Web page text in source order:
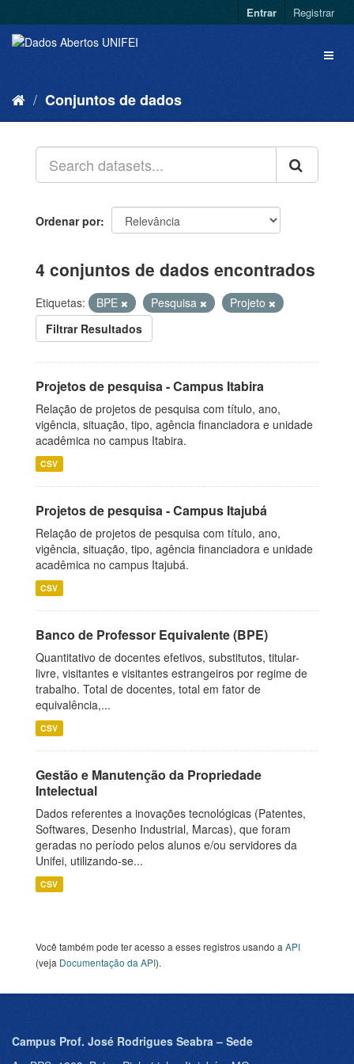
Entrar Registrar
Conjuntos de dados
Ordenar por
4 conjuntos de dados encontrados
Etiquetas: BPE Pesquisa
Projeto
Filtrar Resultados
Projetos de pesquisa - Campus Itabira
Relação de projetos de pesquisa com título, ano,
vigência, situação, tipo, agência financiadora e unidade
acadêmica no campus Itabira.
CSV
Projetos de pesquisa - Campus Itajubá
Relação de projetos de pesquisa com título, ano,
vigência, situação, tipo, agência financiadora e unidade
acadêmica no campus Itajubá.
CSV
Banco de Professor Equivalente (BPE)
Quantitativo de docentes efetivos, substitutos, titular-
livre, visitantes e visitantes estrangeiros por regime de
trabalho. Total de docentes, total em fator de
equivalência,...
CSV
Gestão e Manutenção da Propriedade
Intelectual
Dados referentes a inovações tecnológicas (Patentes,
Softwares, Desenho Industrial, Marcas), que foram
geradas no período pelos alunos e/ou servidores da
Unifei, utilizando-se...
CSV
Você também pode ter acesso a esses registros usando a API
(veja Documentação da API).
Campus Prof. José Rodrigues Seabra – Sede